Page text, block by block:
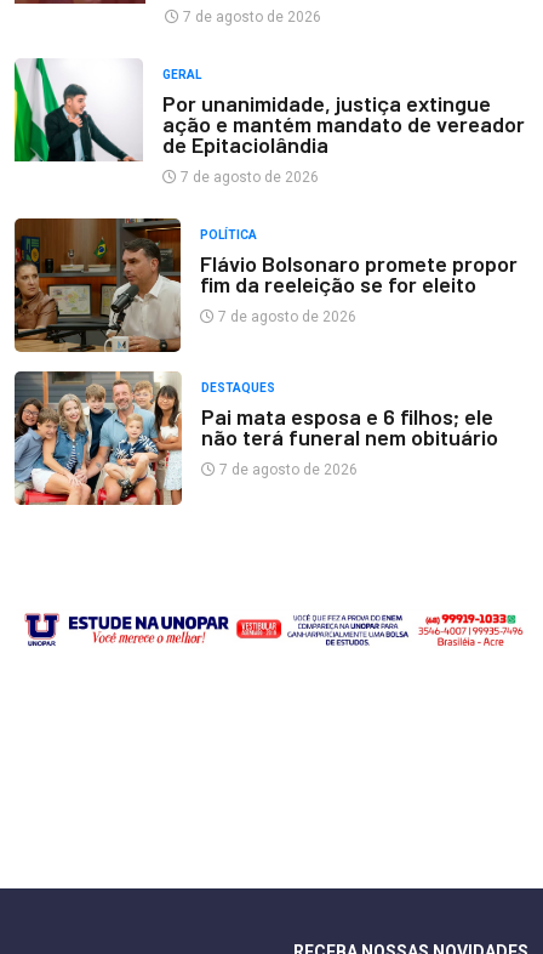
7 de agosto de 2026
GERAL
Por unanimidade, justiça extingue
ação e mantém mandato de vereador
de Epitaciolândia
7 de agosto de 2026
POLÍTICA
Flávio Bolsonaro promete propor
fim da reeleição se for eleito
7 de agosto de 2026
DESTAQUES
Pai mata esposa e 6 filhos; ele
não terá funeral nem obituário
7 de agosto de 2026